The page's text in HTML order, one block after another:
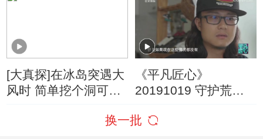
[大真探]在冰岛突遇大
风时 简单挖个洞可躲
《平凡匠心》
20191019 守护荒野
换一批